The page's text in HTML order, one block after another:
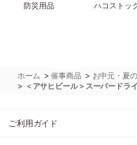
防災用品 ハコストッ
ホーム >催事商品 > お中元・夏
> ＜アサヒビール＞スーパードラ
ご利用ガイド